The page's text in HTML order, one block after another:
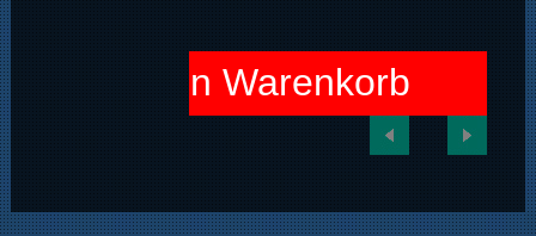
In den Warenkorb